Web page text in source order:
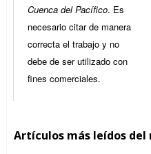
Cuenca del Pacífico. Es
necesario citar de manera
correcta el trabajo y no
debe de ser utilizado con
fines comerciales.
Artículos más leídos